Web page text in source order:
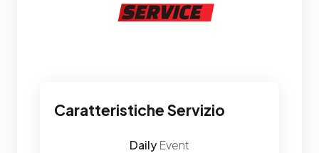
Caratteristiche Servizio
DailyEvent